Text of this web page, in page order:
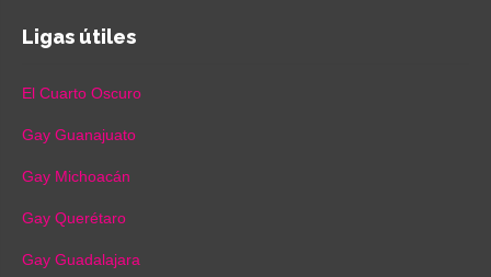
Ligas útiles
El Cuarto Oscuro
Gay Guanajuato
Gay Michoacán
Gay Querétaro
Gay Guadalajara